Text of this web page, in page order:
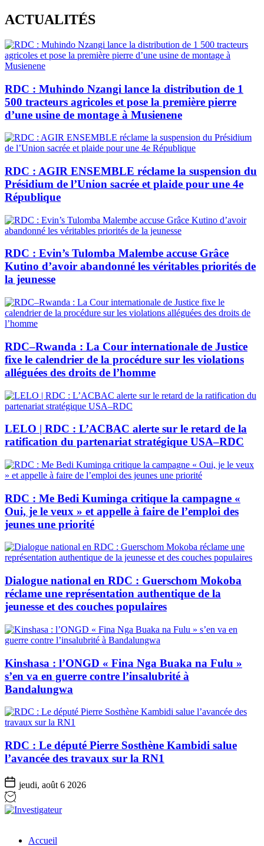
Skip
to
content
ACTUALITÉS
RDC : Muhindo Nzangi lance la distribution de 1
500 tracteurs agricoles et pose la première pierre
d’une usine de montage à Musienene
RDC : AGIR ENSEMBLE réclame la suspension du
Présidium de l’Union sacrée et plaide pour une 4e
République
RDC : Evin’s Tulomba Malembe accuse Grâce
Kutino d’avoir abandonné les véritables priorités de
la jeunesse
RDC–Rwanda : La Cour internationale de Justice
fixe le calendrier de la procédure sur les violations
alléguées des droits de l’homme
LELO | RDC : L’ACBAC alerte sur le retard de la
ratification du partenariat stratégique USA–RDC
RDC : Me Bedi Kuminga critique la campagne «
Oui, je le veux » et appelle à faire de l’emploi des
jeunes une priorité
Dialogue national en RDC : Guerschom Mokoba
réclame une représentation authentique de la
jeunesse et des couches populaires
Kinshasa : l’ONGD « Fina Nga Buaka na Fulu »
s’en va en guerre contre l’insalubrité à
Bandalungwa
RDC : Le député Pierre Sosthène Kambidi salue
l’avancée des travaux sur la RN1
jeudi, août 6 2026
Accueil